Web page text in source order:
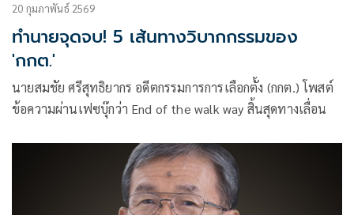
20 กุมภาพันธ์ 2569
ทำนายจุดจบ! 5 เส้นทางวิบากกรรมของ
'กกต.'
นายสมชัย ศรีสุทธิยากร อดีตกรรมการการเลือกตั้ง (กกต.) โพสต์
ข้อความผ่านเฟซบุ๊กว่า End of the walk way สิ้นสุดทางเลื่อน